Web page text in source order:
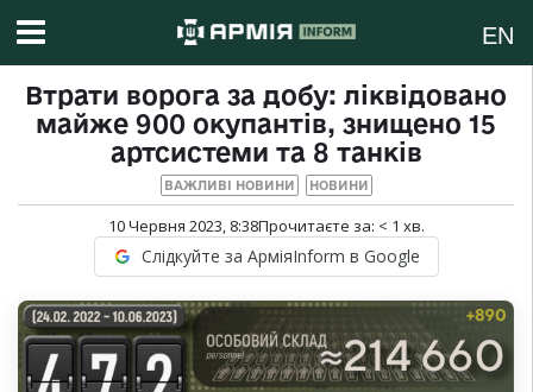
EN
Втрати ворога за добу: ліквідовано
майже 900 окупантів, знищено 15
артсистеми та 8 танків
ВАЖЛИВІ НОВИНИ НОВИНИ
10 Червня 2023, 8:38Прочитаєте за: < 1 хв.
Слідкуйте за АрміяInform в Google